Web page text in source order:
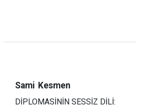
Sami Kesmen
DİPLOMASİNİN SESSİZ DİLİ: